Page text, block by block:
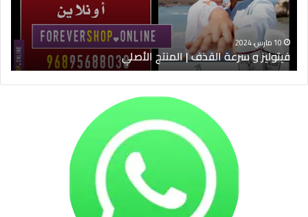
الأصلي
10 مارس، 2024
فيتوليز و سرعة القذف | المنتج الأصلي